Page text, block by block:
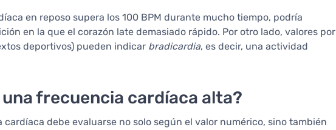
en reposo supera los 100 BPM durante mucho tiempo, podría
en la que el corazón late demasiado rápido. Por otro lado, valores por
deportivos) pueden indicar bradicardia, es decir, una actividad
frecuencia cardíaca alta?
debe evaluarse no solo según el valor numérico, sino también